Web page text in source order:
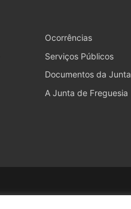
Ocorrências
Serviços Públicos
Documentos da Junta
A Junta de Freguesia